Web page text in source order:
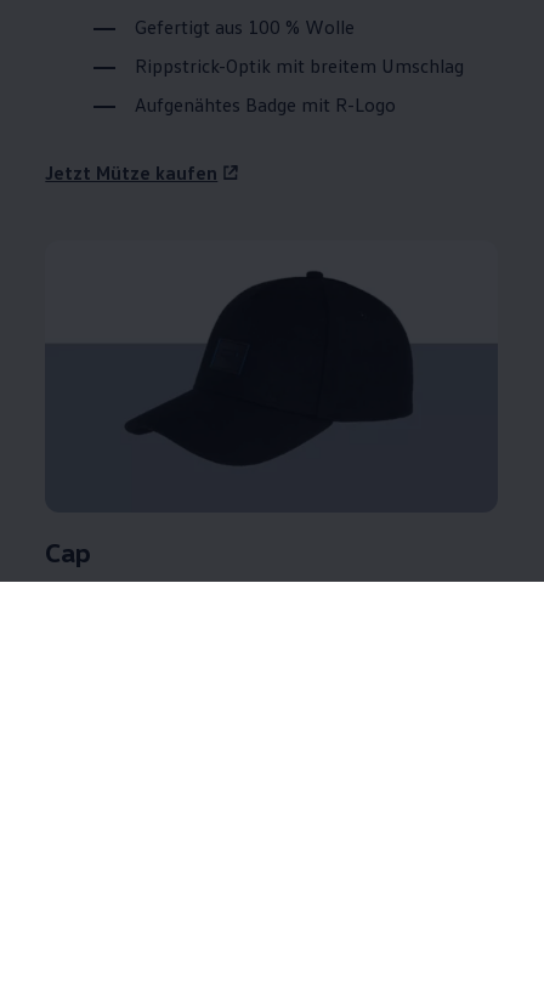
Gefertigt aus 100 % Wolle
Rippstrick-Optik mit breitem Umschlag
Aufgenähtes Badge mit R-Logo
Jetzt Mütze kaufen
Cap